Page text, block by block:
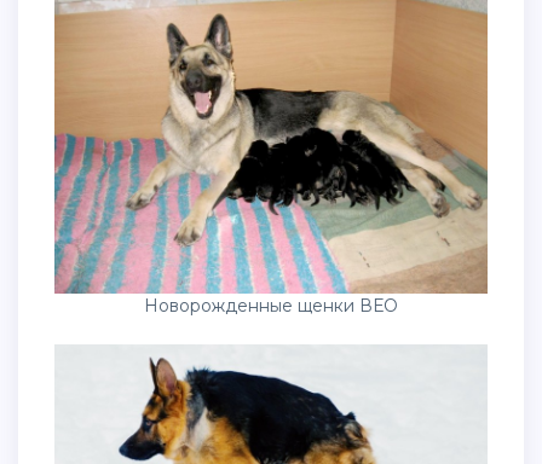
Новорожденные щенки ВЕО